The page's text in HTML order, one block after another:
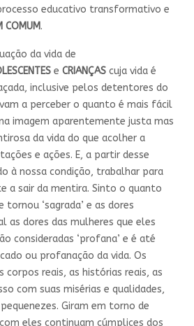
educativo transformativo e
COMUM.
da vida de
e CRIANÇAScuja vida é
inclusive pelos detentores do
a perceber o quanto é mais fácil
imagem aparentemente justa mas
da vida do que acolher a
e ações. E, a partir desse
à nossa condição, trabalhar para
a sair da mentira. Sinto o quanto
‘sagrada’ e as dores
as dores das mulheres que eles
consideradas ‘profana’ e é até
ou profanação da vida. Os
reais, as histórias reais, as
com suas misérias e qualidades,
Giram em torno de
eles continuam cúmplices dos